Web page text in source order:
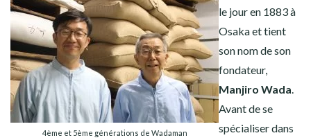
4ème et 5ème générations de Wadaman
le jour en 1883 à
Osaka et tient
son nom de son
fondateur,
Manjiro Wada.
Avant de se
spécialiser dans